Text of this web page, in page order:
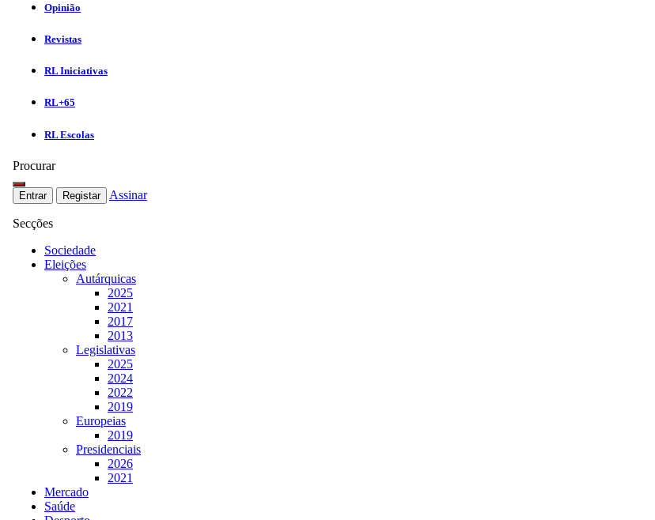
Opinião
Revistas
RL Iniciativas
RL+65
RL Escolas
Procurar
Entrar Registar Assinar
Secções
Sociedade
Eleições
Autárquicas
2025
2021
2017
2013
Legislativas
2025
2024
2022
2019
Europeias
2019
Presidenciais
2026
2021
Mercado
Saúde